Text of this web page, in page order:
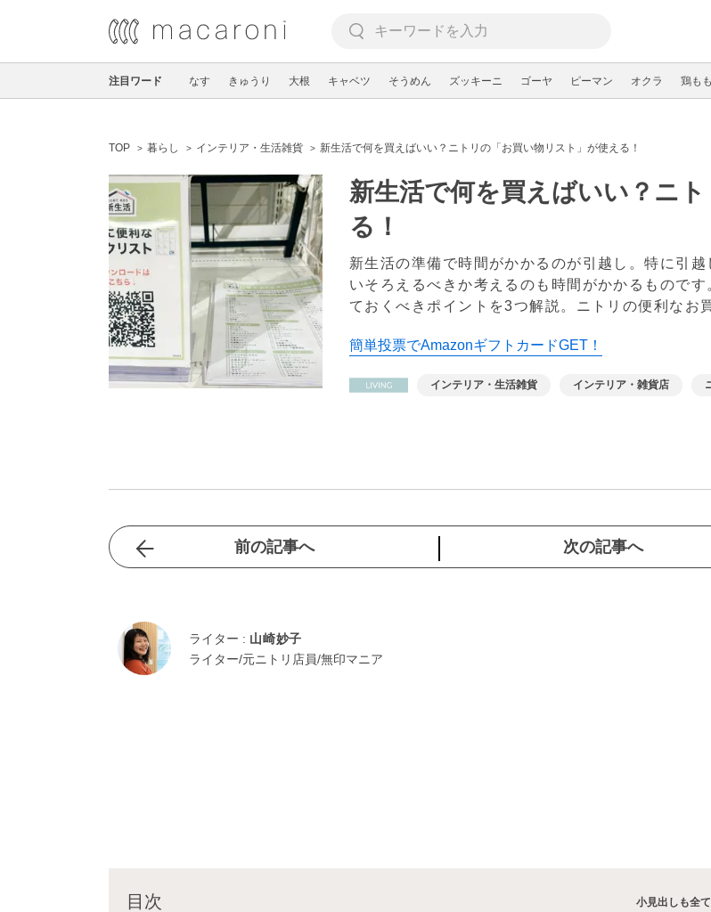
注目ワード なす きゅうり 大根 キャベツ そうめん ズッキーニ ゴーヤ ピーマン オクラ 鶏も
TOP 暮らし インテリア・生活雑貨 新生活で何を買えばいい？ニトリの「お買い物リスト」が使える！
新生活で何を買えばいい？ニ
る！
新生活の準備で時間がかかるのが引越し。特に引
いそろえるべきか考えるのも時間がかかるもので
ておくべきポイントを3つ解説。ニトリの便利なお
簡単投票でAmazonギフトカードGET！
インテリア・生活雑貨 インテリア・雑貨店
前の記事へ 次の記事へ
ライター : 山崎妙子
ライター/元ニトリ店員/無印マニア
目次 小見出しも全